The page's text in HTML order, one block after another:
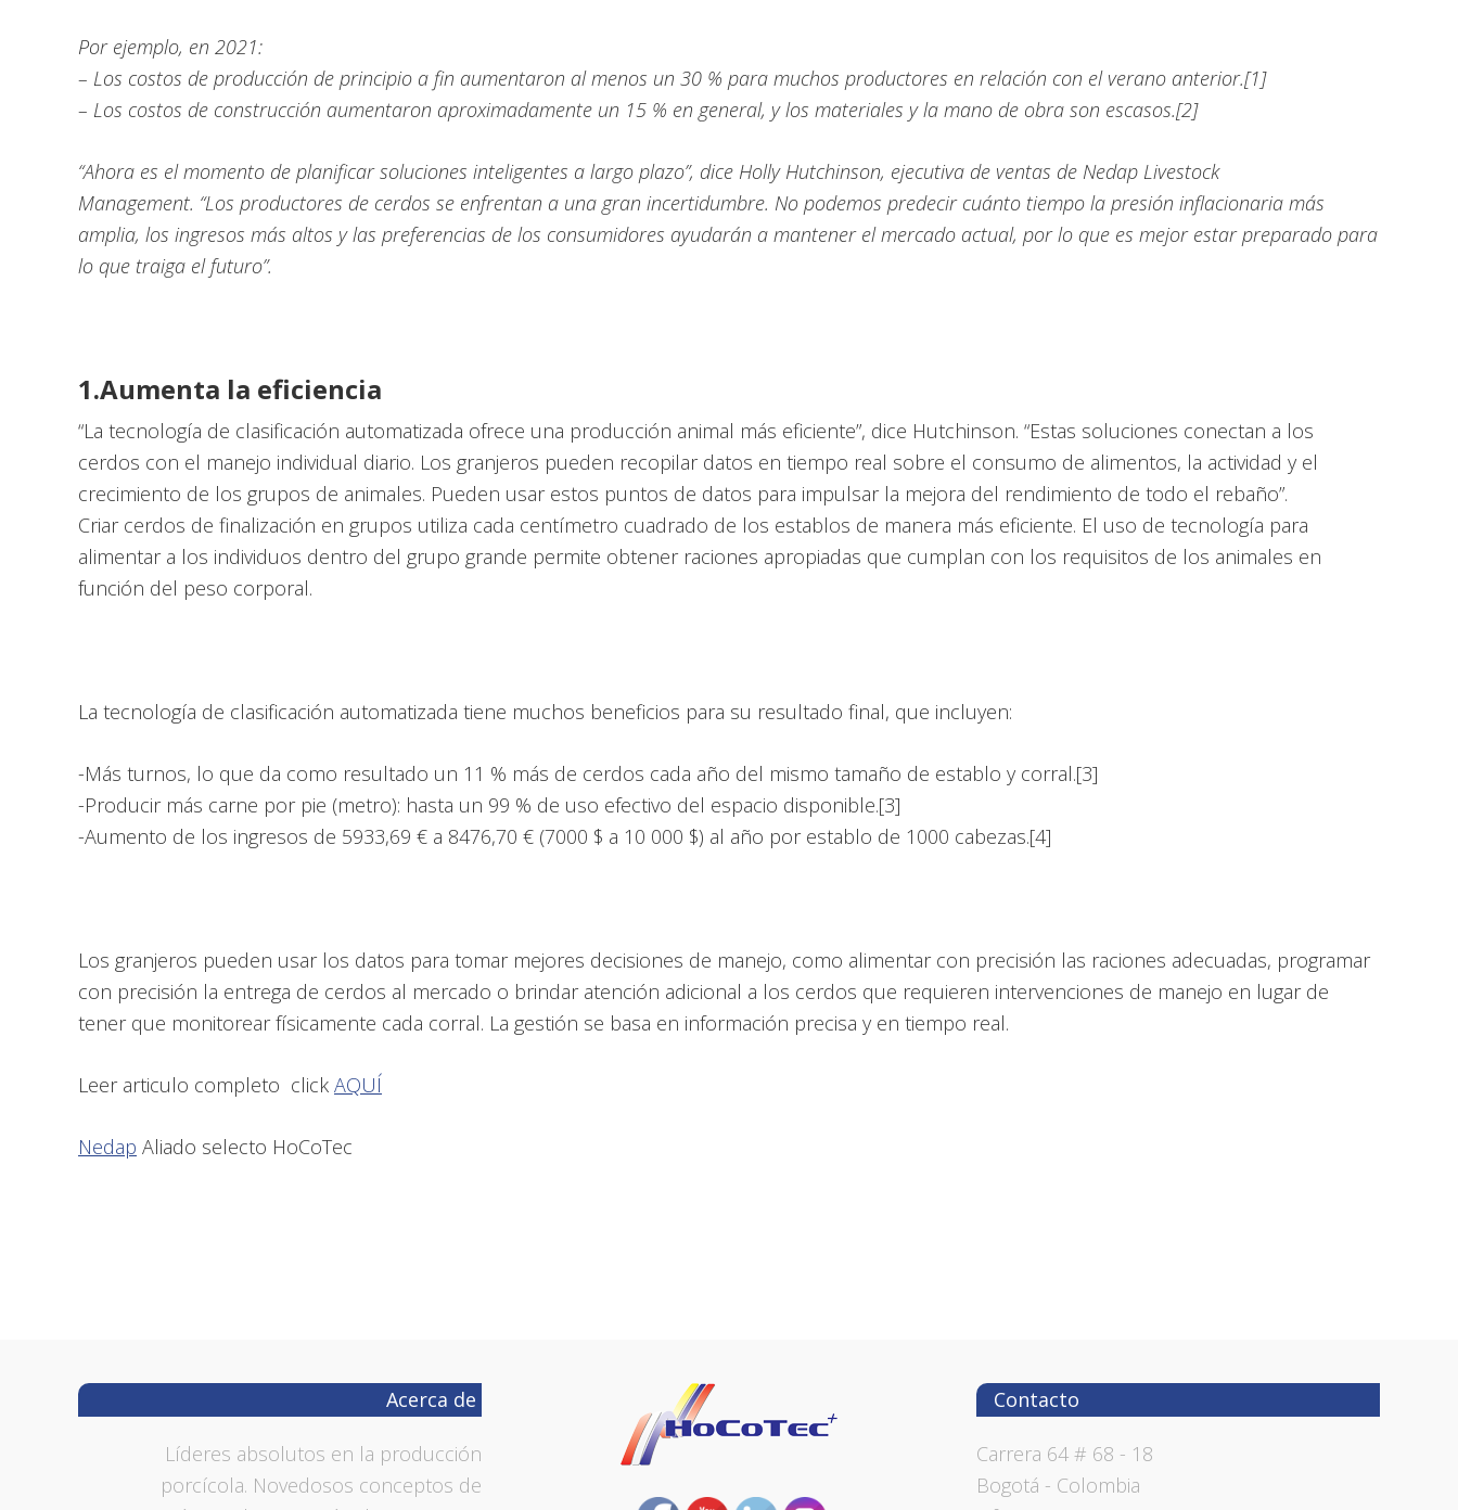
Por ejemplo, en 2021:
– Los costos de producción de principio a fin aumentaron al menos un 30 % para muchos productores en relación con el verano anterior.[1]
– Los costos de construcción aumentaron aproximadamente un 15 % en general, y los materiales y la mano de obra son escasos.[2]
“Ahora es el momento de planificar soluciones inteligentes a largo plazo”, dice Holly Hutchinson, ejecutiva de ventas de Nedap Livestock
Management. “Los productores de cerdos se enfrentan a una gran incertidumbre. No podemos predecir cuánto tiempo la presión inflacionaria más
amplia, los ingresos más altos y las preferencias de los consumidores ayudarán a mantener el mercado actual, por lo que es mejor estar preparado para
lo que traiga el futuro”.
1.Aumenta la eficiencia
“La tecnología de clasificación automatizada ofrece una producción animal más eficiente”, dice Hutchinson. “Estas soluciones conectan a los
cerdos con el manejo individual diario. Los granjeros pueden recopilar datos en tiempo real sobre el consumo de alimentos, la actividad y el
crecimiento de los grupos de animales. Pueden usar estos puntos de datos para impulsar la mejora del rendimiento de todo el rebaño”.
Criar cerdos de finalización en grupos utiliza cada centímetro cuadrado de los establos de manera más eficiente. El uso de tecnología para
alimentar a los individuos dentro del grupo grande permite obtener raciones apropiadas que cumplan con los requisitos de los animales en
función del peso corporal.
La tecnología de clasificación automatizada tiene muchos beneficios para su resultado final, que incluyen:
-Más turnos, lo que da como resultado un 11 % más de cerdos cada año del mismo tamaño de establo y corral.[3]
-Producir más carne por pie (metro): hasta un 99 % de uso efectivo del espacio disponible.[3]
-Aumento de los ingresos de 5933,69 € a 8476,70 € (7000 $ a 10 000 $) al año por establo de 1000 cabezas.[4]
Los granjeros pueden usar los datos para tomar mejores decisiones de manejo, como alimentar con precisión las raciones adecuadas, programar
con precisión la entrega de cerdos al mercado o brindar atención adicional a los cerdos que requieren intervenciones de manejo en lugar de
tener que monitorear físicamente cada corral. La gestión se basa en información precisa y en tiempo real.
Leer articulo completo click AQUÍ
Nedap Aliado selecto HoCoTec
Footer Acerca de
Líderes absolutos en la producción
porcícola. Novedosos conceptos de
Contacto
Carrera 64 # 68 - 18
Bogotá - Colombia